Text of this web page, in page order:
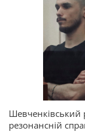
Шевченківський
резонансній